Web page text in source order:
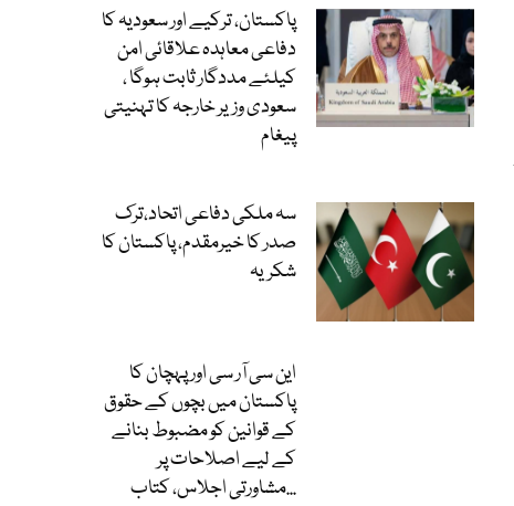
پاکستان، ترکیے اور سعودیہ کا
دفاعی معاہدہ علاقائی امن
کیلئے مددگار ثابت ہوگا ،
سعودی وزیر خارجہ کا تہنیتی
پیغام
سہ ملکی دفاعی اتحاد،ترک
صدر کا خیرمقدم، پاکستان کا
شکریہ
این سی آر سی اور پہچان کا
پاکستان میں بچوں کے حقوق
کے قوانین کو مضبوط بنانے
کے لیے اصلاحات پر
مشاورتی اجلاس، کتاب...